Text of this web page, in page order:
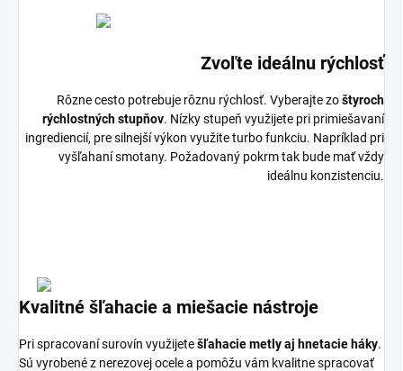
Zvoľte ideálnu rýchlosť
Rôzne cesto potrebuje rôznu rýchlosť. Vyberajte zoštyroch
rýchlostných stupňov. Nízky stupeň využijete pri primiešavaní
ingrediencií, pre silnejší výkon využite turbo funkciu. Napríklad pri
vyšľahaní smotany. Požadovaný pokrm tak bude mať vždy
ideálnu konzistenciu.
Kvalitné šľahacie a miešacie nástroje
Pri spracovaní surovín využijetešľahacie metly aj hnetacie háky.
Sú vyrobené z nerezovej ocele a pomôžu vám kvalitne spracovať